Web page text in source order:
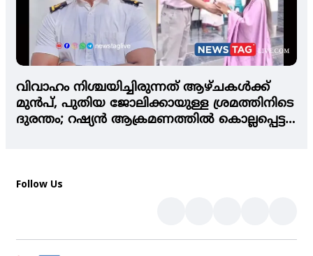
വിവാഹം നിശ്ചയിച്ചിരുന്നത് ആഴ്ചകള്‍ക്ക്
മുന്‍പ്, പുതിയ ജോലിക്കായുള്ള ശ്രമത്തിനിടെ
ദുരന്തം; റഷ്യന്‍ ആക്രമണത്തില്‍ കൊല്ലപ്പെട്ട
Follow Us